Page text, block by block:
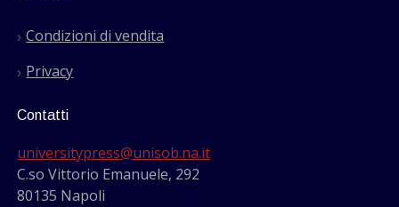
Condizioni di vendita
Privacy
Contatti
universitypress@unisob.na.it
C.so Vittorio Emanuele, 292
80135 Napoli